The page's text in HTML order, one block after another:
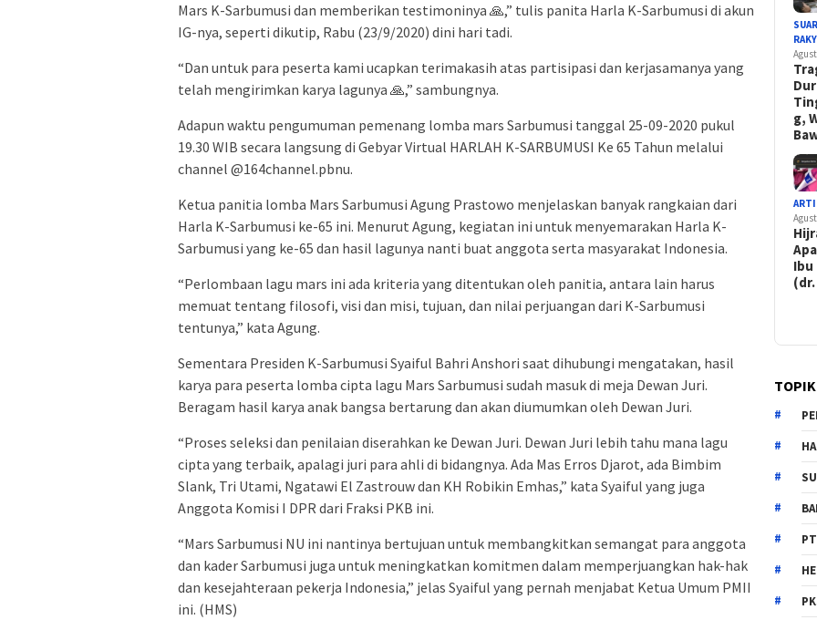
Mars K-Sarbumusi dan memberikan testimoninya 🙏,” tulis panita Harla K-Sarbumusi di akun
IG-nya, seperti dikutip, Rabu (23/9/2020) dini hari tadi.
“Dan untuk para peserta kami ucapkan terimakasih atas partisipasi dan kerjasamanya yang
telah mengirimkan karya lagunya 🙏,” sambungnya.
Adapun waktu pengumuman pemenang lomba mars Sarbumusi tanggal 25-09-2020 pukul
19.30 WIB secara langsung di Gebyar Virtual HARLAH K-SARBUMUSI Ke 65 Tahun melalui
channel @164channel.pbnu.
Ketua panitia lomba Mars Sarbumusi Agung Prastowo menjelaskan banyak rangkaian dari
Harla K-Sarbumusi ke-65 ini. Menurut Agung, kegiatan ini untuk menyemarakan Harla K-
Sarbumusi yang ke-65 dan hasil lagunya nanti buat anggota serta masyarakat Indonesia.
“Perlombaan lagu mars ini ada kriteria yang ditentukan oleh panitia, antara lain harus
memuat tentang filosofi, visi dan misi, tujuan, dan nilai perjuangan dari K-Sarbumusi
tentunya,” kata Agung.
Sementara Presiden K-Sarbumusi Syaiful Bahri Anshori saat dihubungi mengatakan, hasil
karya para peserta lomba cipta lagu Mars Sarbumusi sudah masuk di meja Dewan Juri.
Beragam hasil karya anak bangsa bertarung dan akan diumumkan oleh Dewan Juri.
“Proses seleksi dan penilaian diserahkan ke Dewan Juri. Dewan Juri lebih tahu mana lagu
cipta yang terbaik, apalagi juri para ahli di bidangnya. Ada Mas Erros Djarot, ada Bimbim
Slank, Tri Utami, Ngatawi El Zastrouw dan KH Robikin Emhas,” kata Syaiful yang juga
Anggota Komisi I DPR dari Fraksi PKB ini.
“Mars Sarbumusi NU ini nantinya bertujuan untuk membangkitkan semangat para anggota
dan kader Sarbumusi juga untuk meningkatkan komitmen dalam memperjuangkan hak-hak
dan kesejahteraan pekerja Indonesia,” jelas Syaiful yang pernah menjabat Ketua Umum PMII
ini. (HMS)
g,
Ibu